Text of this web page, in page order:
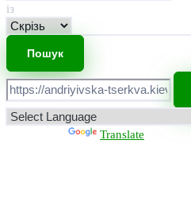
із
Translate